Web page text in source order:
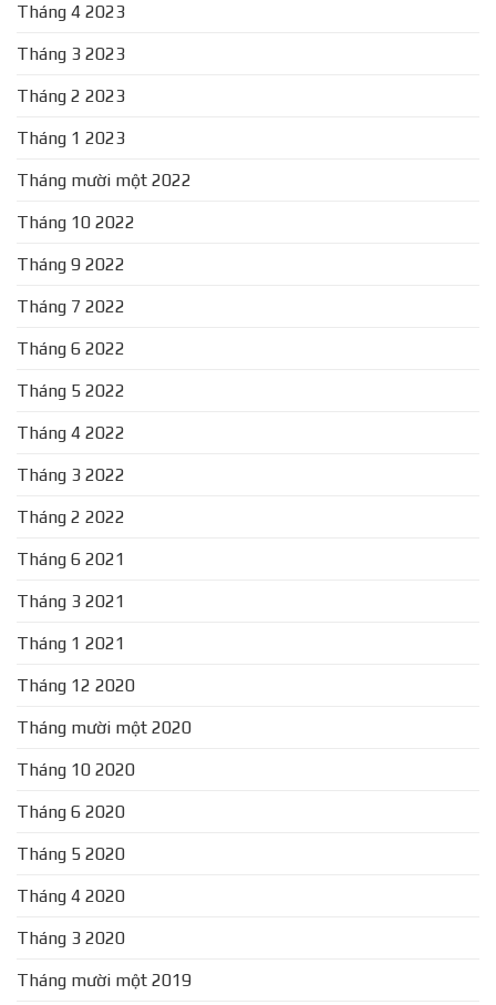
Tháng 4 2023
Tháng 3 2023
Tháng 2 2023
Tháng 1 2023
Tháng mười một 2022
Tháng 10 2022
Tháng 9 2022
Tháng 7 2022
Tháng 6 2022
Tháng 5 2022
Tháng 4 2022
Tháng 3 2022
Tháng 2 2022
Tháng 6 2021
Tháng 3 2021
Tháng 1 2021
Tháng 12 2020
Tháng mười một 2020
Tháng 10 2020
Tháng 6 2020
Tháng 5 2020
Tháng 4 2020
Tháng 3 2020
Tháng mười một 2019